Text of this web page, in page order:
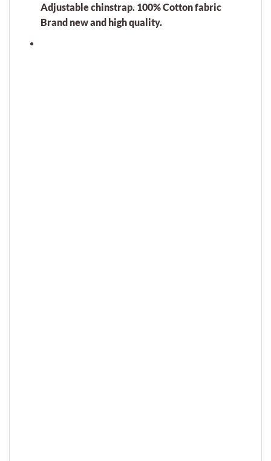
Adjustable chinstrap. 100% Cotton fabric
Brand new and high quality.